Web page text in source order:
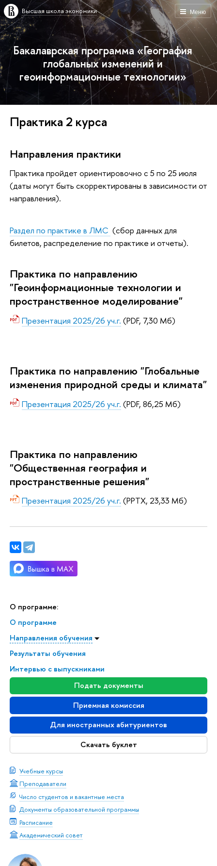
Меню
Высшая школа экономики
Бакалаврская программа «География
глобальных изменений и
геоинформационные технологии»
О программе:
О программе
Направления обучения
Результаты обучения
Интервью с выпускниками
Подать документы
Приемная комиссия
Для иностранных абитуриентов
Скачать буклет
Учебные курсы
Преподаватели
Число студентов и вакантные места
Документы образовательной программы
Расписание
Академический совет
Практика 2 курса
Направления практики
Практика пройдет ориентировочно с 5 по 25 июля
(даты могут быть скорректированы в зависимости от
направления).
Раздел по практике в ЛМС (сбор данных для
билетов, распределение по практике и отчеты).
Практика по направлению
"Геоинформационные технологии и
пространственное моделирование"
Презентация 2025/26 уч.г. (PDF, 7,30 Мб)
Практика по направлению "Глобальные
изменения природной среды и климата"
Презентация 2025/26 уч.г. (PDF, 86,25 Мб)
Практика по направлению
"Общественная география и
пространственные решения"
Презентация 2025/26 уч.г. (PPTX, 23,33 Мб)